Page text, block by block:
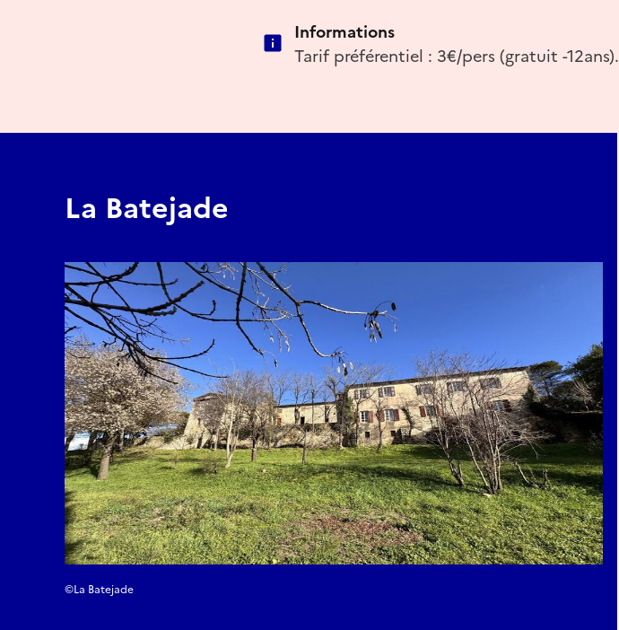
Informations
Tarif préférentiel : 3€/pers (gratuit -12ans).
La Batejade
©La Batejade